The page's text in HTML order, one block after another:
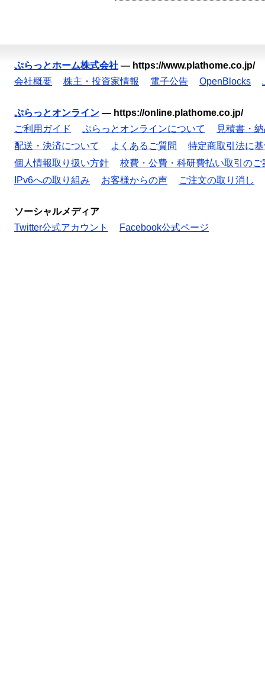
ぷらっとホーム株式会社 — https://www.plathome.co.jp/
会社概要
株主・投資家情報 電子公告 OpenBlocks
ぷらっとオンライン — https://online.plathome.co.jp/
ご利用ガイド
ぷらっとオンラインについて
見積書・
配送・決済について
よくあるご質問
特定商取引法に
個人情報取り扱い方針
校費・公費・科研費払い取引のご
IPv6への取り組み
お客様からの声 ご注文の取り消し
ソーシャルメディア
Twitter公式アカウント
Facebook公式ページ